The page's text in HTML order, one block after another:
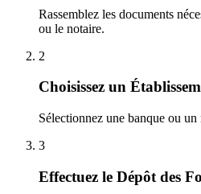
Rassemblez les documents
ou le notaire.
2
Choisissez un
Sélectionnez une banque ou
3
Effectuez le Dépôt des